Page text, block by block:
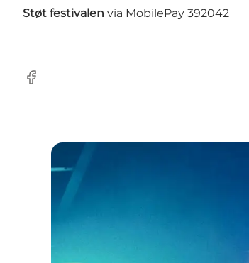
Støt festivalen via MobilePay 392042
Facebook